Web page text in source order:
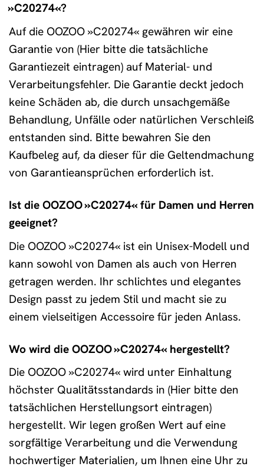
»C20274«?
Auf die OOZOO »C20274« gewähren wir eine
Garantie von (Hier bitte die tatsächliche
Garantiezeit eintragen) auf Material- und
Verarbeitungsfehler. Die Garantie deckt jedoch
keine Schäden ab, die durch unsachgemäße
Behandlung, Unfälle oder natürlichen Verschleiß
entstanden sind. Bitte bewahren Sie den
Kaufbeleg auf, da dieser für die Geltendmachung
von Garantieansprüchen erforderlich ist.
Ist die OOZOO »C20274« für Damen und Herren
geeignet?
Die OOZOO »C20274« ist ein Unisex-Modell und
kann sowohl von Damen als auch von Herren
getragen werden. Ihr schlichtes und elegantes
Design passt zu jedem Stil und macht sie zu
einem vielseitigen Accessoire für jeden Anlass.
Wo wird die OOZOO »C20274« hergestellt?
Die OOZOO »C20274« wird unter Einhaltung
höchster Qualitätsstandards in (Hier bitte den
tatsächlichen Herstellungsort eintragen)
hergestellt. Wir legen großen Wert auf eine
sorgfältige Verarbeitung und die Verwendung
hochwertiger Materialien, um Ihnen eine Uhr zu